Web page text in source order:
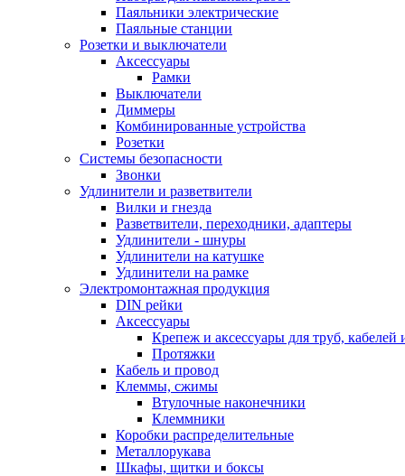
Паяльники электрические
Паяльные станции
Розетки и выключатели
Аксессуары
Рамки
Выключатели
Диммеры
Комбинированные устройства
Розетки
Системы безопасности
Звонки
Удлинители и разветвители
Вилки и гнезда
Разветвители, переходники, адаптеры
Удлинители - шнуры
Удлинители на катушке
Удлинители на рамке
Электромонтажная продукция
DIN рейки
Аксессуары
Крепеж и аксессуары для труб, кабелей
Протяжки
Кабель и провод
Клеммы, сжимы
Втулочные наконечники
Клеммники
Коробки распределительные
Металлорукава
Шкафы, щитки и боксы